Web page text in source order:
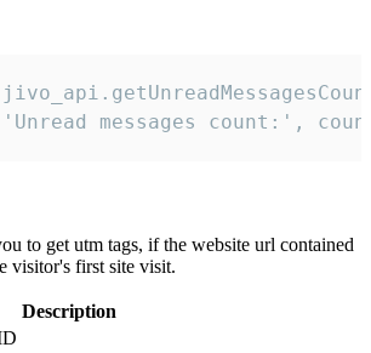
messages count:',
to get utm tags, if the website url contained
visitor's first site visit.
Description